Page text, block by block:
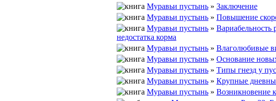
Муравьи пустынь » Заключение
Муравьи пустынь » Повышение
Муравьи пустынь » Вариабельность
недостатка корма
Муравьи пустынь » Влаголюбивые
Муравьи пустынь » Основание
Муравьи пустынь » Типы гнезд у
Муравьи пустынь » Крупные
Муравьи пустынь » Возникновение